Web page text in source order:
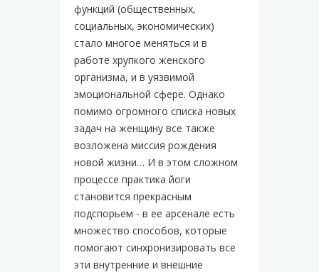
функций (общественных,
социальных, экономических)
стало многое меняться и в
работе хрупкого женского
организма, и в уязвимой
эмоциональной сфере. Однако
помимо огромного списка новых
задач на женщину все также
возложена миссия рождения
новой жизни… И в этом сложном
процессе практика йоги
становится прекрасным
подспорьем - в ее арсенале есть
множество способов, которые
помогают синхронизировать все
эти внутренние и внешние